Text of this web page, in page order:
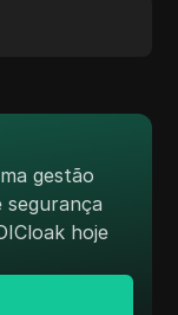
gestão
hoje